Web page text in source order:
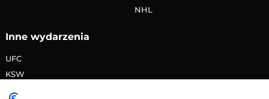
NHL
Inne wydarzenia
UFC
KSW